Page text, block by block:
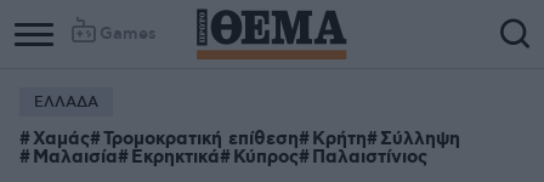
Games
ΕΛΛΑΔΑ
Χαμάς Τρομοκρατική επίθεση Κρήτη Σύλληψη
Μαλαισία Εκρηκτικά Κύπρος Παλαιστίνιος